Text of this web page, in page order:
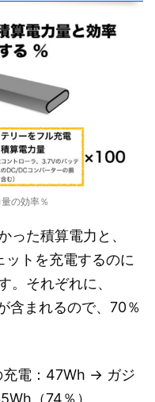
の効率％
った積算電力と、
トを充電するのに
。それぞれに、
含まれるので、70％
充電：47Wh → ガジ
（74％）